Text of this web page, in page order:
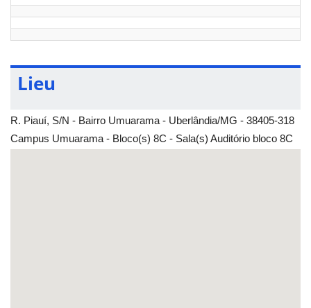
Lieu
R. Piauí, S/N - Bairro Umuarama - Uberlândia/MG - 38405-318
Campus Umuarama - Bloco(s) 8C - Sala(s) Auditório bloco 8C